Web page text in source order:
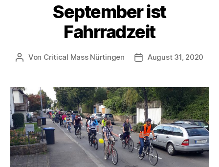
September ist
Fahrradzeit
Beitragsautor
Von Critical Mass Nürtingen August 31, 2020